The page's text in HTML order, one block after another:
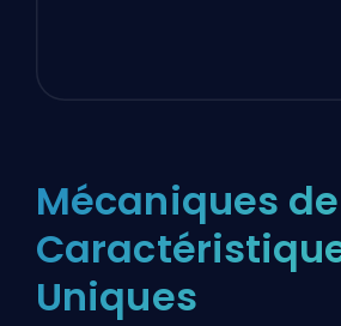
Mécaniques
Uniques